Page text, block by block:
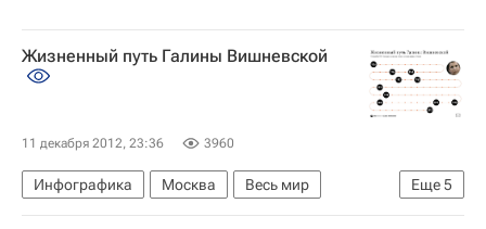
Жизненный путь Галины Вишневской
11 декабря 2012, 23:36 3960
Еще5
Инфографика Москва
Весь мир
Центральный ФО
Европа